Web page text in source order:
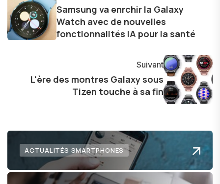
les consommateurs à comprendre et à naviguer
dans le paysage technologique en constante
évolution.
Samsung va enrchir la Galaxy
Watch avec de nouvelles
fonctionnalités IA pour la santé
Suivant
L'ère des montres Galaxy sous
Tizen touche à sa fin
ACTUALITÉS SMARTPHONES